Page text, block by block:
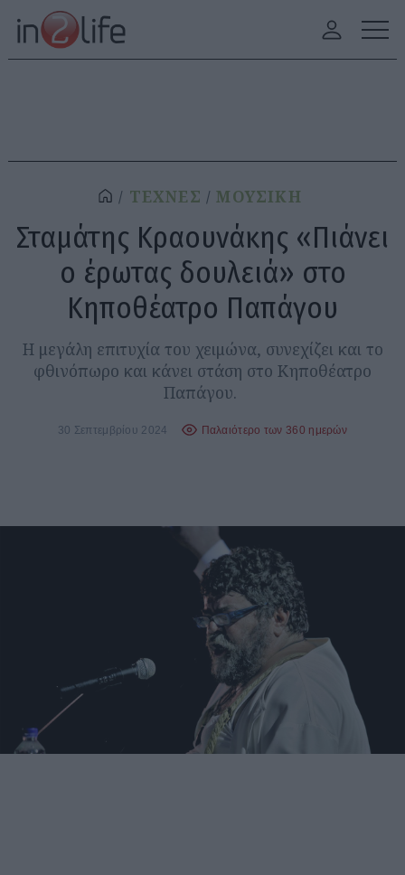
ΤΕΧΝΕΣ ΜΟΥΣΙΚΗ
Σταμάτης Κραουνάκης «Πιάνει
ο έρωτας δουλειά» στο
Κηποθέατρο Παπάγου
Η μεγάλη επιτυχία του χειμώνα, συνεχίζει και το
φθινόπωρο και κάνει στάση στο Κηποθέατρο
Παπάγου.
30 Σεπτεμβρίου 2024 Παλαιότερο των 360 ημερών